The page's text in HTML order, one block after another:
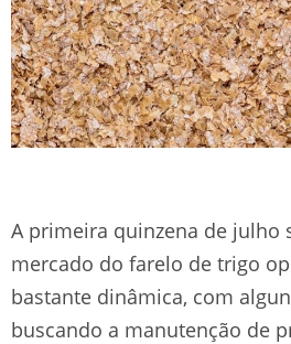
A primeira quinzena de julho
mercado do farelo de trigo
bastante dinâmica, com
buscando a manutenção de